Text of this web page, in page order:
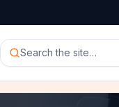
Search the site…